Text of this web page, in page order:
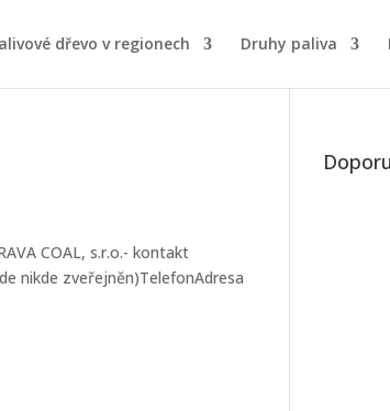
dřevo v regionech Druhy paliva
COAL, s.r.o.- kontakt
nikde zveřejněn)TelefonAdresa